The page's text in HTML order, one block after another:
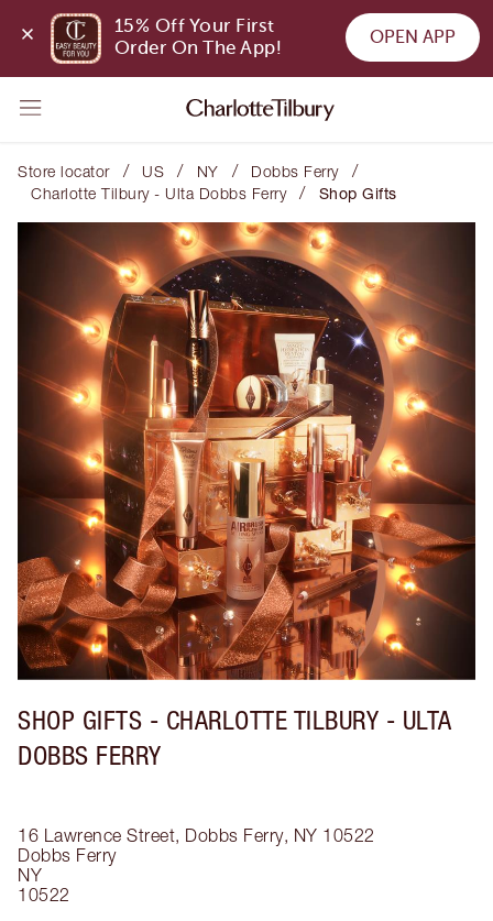
15% Off Your First
Order On The App!
OPEN APP
Store locator / US / NY / Dobbs Ferry /
Charlotte Tilbury - Ulta Dobbs Ferry / Shop Gifts
SHOP GIFTS - CHARLOTTE TILBURY - ULTA
DOBBS FERRY
16 Lawrence Street, Dobbs Ferry, NY 10522
Dobbs Ferry
NY
10522